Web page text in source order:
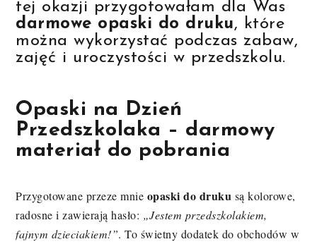
tej okazji przygotowałam dla Was
darmowe opaski do druku, które
można wykorzystać podczas zabaw,
zajęć i uroczystości w przedszkolu.
Opaski na Dzień
Przedszkolaka – darmowy
materiał do pobrania
Przygotowane przeze mnie opaski do druku są kolorowe,
radosne i zawierają hasło: „Jestem przedszkolakiem,
fajnym dzieciakiem!”. To świetny dodatek do obchodów w